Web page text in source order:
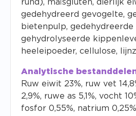
rund), maïsgluten, dierlijk
gedehydreerd gevogelte,
bietenpulp, gedehydreerde
gehydrolyseerde
heeleipoeder, cellulose,
Analytische
Ruw eiwit 23%, ruw vet
2,9%, ruwe as 5,1%, vocht
fosfor 0,55%, natrium